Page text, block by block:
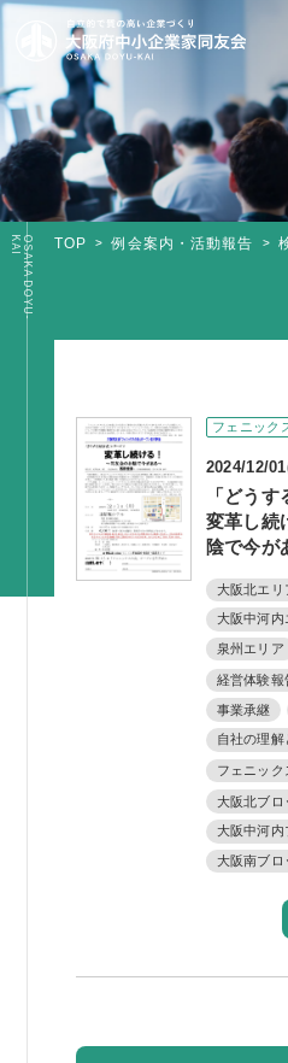
TOP 例会案内・活動報告
O
S
A
K
A
D
O
Y
U
-
K
A
I
フェニック
2024/12/
「どう
変革し続
陰で今が
大阪北エリ
大阪中河内
泉州エリア
経営体験報
事業承継
自社の理解
フェニック
大阪北ブロ
大阪中河内
大阪南ブロ